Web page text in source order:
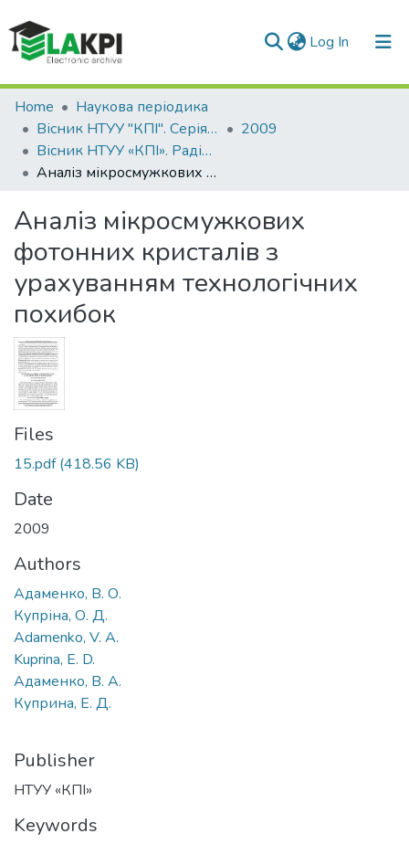
Log In (current)
Communities & Collections
All of DSpace
Statistics
Home
Наукова періодика
Вісник НТУУ "КПІ". Серія Радіотехніка, Радіоапаратобудування
2009
Вісник НТУУ «КПІ». Радіотехніка, радіоапаратобудування: збірник наукових праць, № 39
Аналіз мікросмужкових фотонних кристалів з урахуванням технологічних похибок
Аналіз мікросмужкових
фотонних кристалів з
урахуванням технологічних
похибок
Files
15.pdf(418.56 KB)
Date
2009
Authors
Адаменко, В. О.
Купріна, О. Д.
Adamenko, V. A.
Kuprina, E. D.
Адаменко, В. А.
Куприна, Е. Д.
Publisher
НТУУ «КПІ»
Keywords